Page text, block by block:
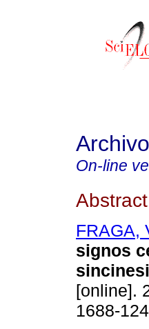
On-line
Abstract
FRAGA,
signos
[online].
1688-